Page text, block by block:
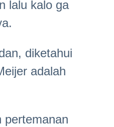
lalu kalo ga
diketahui
adalah
pertemanan